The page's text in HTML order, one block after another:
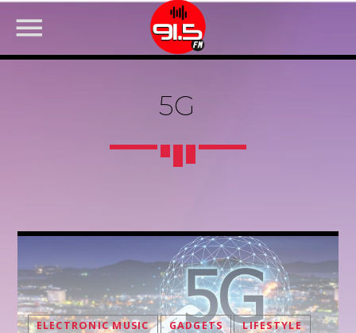
FACEBOOK
5G
ELECTRONIC MUSIC GADGETS
LIFESTYLE